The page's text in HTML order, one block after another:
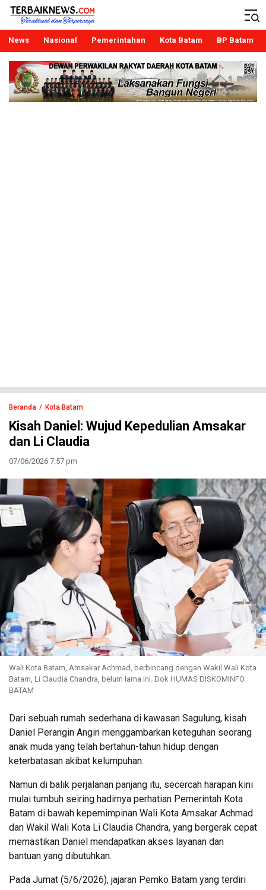
Terbaiknews
Teraktual dan Terpercaya
News Nasional Pemerintahan Kota Batam BP Batam
Beranda Kota Batam
Kisah Daniel: Wujud Kepedulian Amsakar
dan Li Claudia
07/06/2026 7:57 pm
Wali Kota Batam, Amsakar Achmad, berbincang dengan Wakil Wali Kota
Batam, Li Claudia Chandra, belum lama ini. Dok HUMAS DISKOMINFO
BATAM
Dari sebuah rumah sederhana di kawasan Sagulung, kisah
Daniel Perangin Angin menggambarkan keteguhan seorang
anak muda yang telah bertahun-tahun hidup dengan
keterbatasan akibat kelumpuhan.
Namun di balik perjalanan panjang itu, secercah harapan kini
mulai tumbuh seiring hadirnya perhatian Pemerintah Kota
Batam di bawah kepemimpinan Wali Kota Amsakar Achmad
dan Wakil Wali Kota Li Claudia Chandra, yang bergerak cepat
memastikan Daniel mendapatkan akses layanan dan
bantuan yang dibutuhkan.
Pada Jumat (5/6/2026), jajaran Pemko Batam yang terdiri